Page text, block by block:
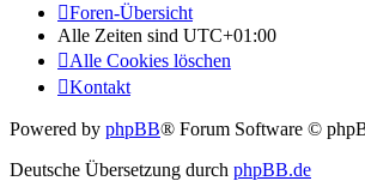
Foren-Übersicht
Alle Zeiten sind UTC+01:00
Alle Cookies löschen
Kontakt
Powered by phpBB® Forum Software ©
Deutsche Übersetzung durch phpBB.de